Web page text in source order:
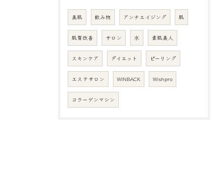
美肌 飲み物 アンチエイジング 肌
肌質改善 サロン 水 素肌美人
スキンケア ダイエット ピーリング
エステサロン WINBACK Wishpro
コラーゲンマシン